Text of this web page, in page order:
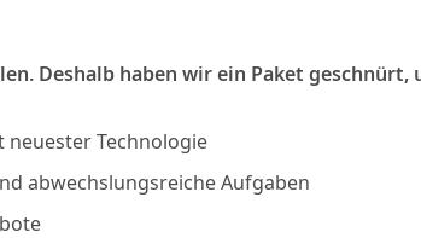
Deshalb haben wir ein Paket
Technologie
abwechslungsreiche Aufgaben